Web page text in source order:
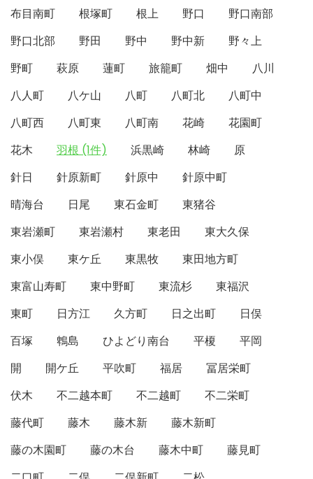
布目南町 根塚町 根上 野口
野口南部
野口北部
野田 野中 野中新
野々上
野町
萩原 蓮町 旅籠町 畑中
八川
八人町
八ケ山 八町 八町北
八町中
八町西
八町東 八町南 花崎
花園町
花木
羽根 (1件) 浜黒崎 林崎
原
針日
針原新町 針原中
針原中町
晴海台
日尾 東石金町
東猪谷
東岩瀬町
東岩瀬村 東老田
東大久保
東小俣
東ケ丘 東黒牧
東田地方町
東富山寿町
東中野町 東流杉
東福沢
東町
日方江 久方町 日之出町
日俣
百塚
鵯島 ひよどり南台 平榎
平岡
開
開ケ丘 平吹町 福居
冨居栄町
伏木
不二越本町 不二越町
不二栄町
藤代町
藤木 藤木新
藤木新町
藤の木園町
藤の木台 藤木中町
藤見町